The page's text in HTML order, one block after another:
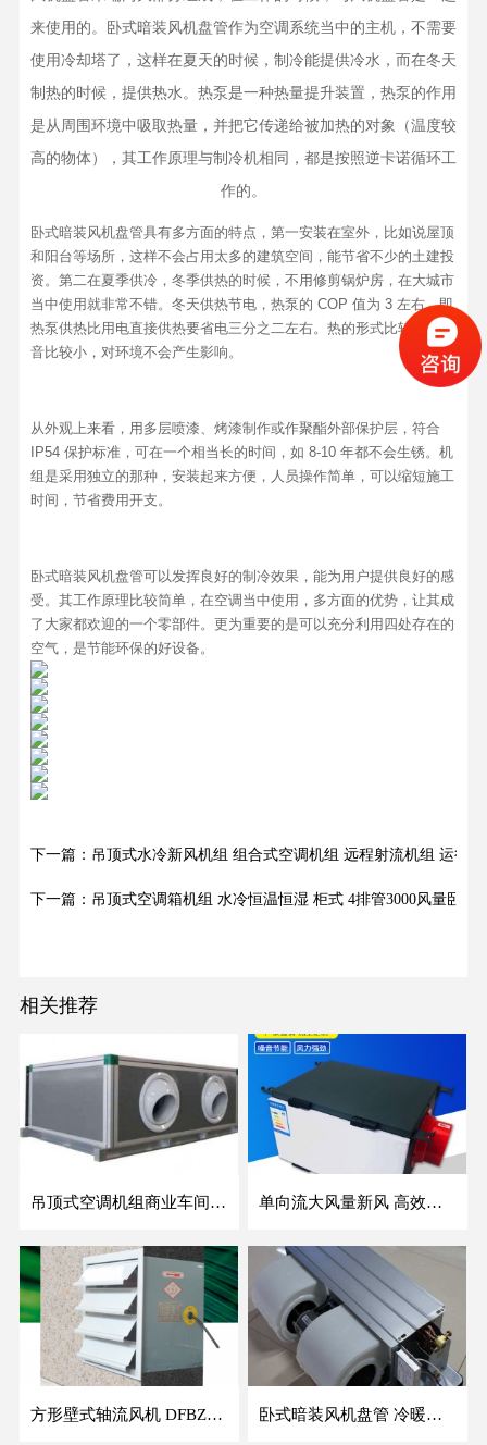
来使用的。卧式暗装风机盘管作为空调系统当中的主机，不需要
使用冷却塔了，这样在夏天的时候，制冷能提供冷水，而在冬天
制热的时候，提供热水。热泵是一种热量提升装置，热泵的作用
是从周围环境中吸取热量，并把它传递给被加热的对象（温度较
高的物体），其工作原理与制冷机相同，都是按照逆卡诺循环工
作的。
卧式暗装风机盘管具有多方面的特点，第一安装在室外，比如说屋顶
和阳台等场所，这样不会占用太多的建筑空间，能节省不少的土建投
资。第二在夏季供冷，冬季供热的时候，不用修剪锅炉房，在大城市
当中使用就非常不错。冬天供热节电，热泵的 COP 值为 3 左右，即
热泵供热比用电直接供热要省电三分之二左右。热的形式比较多，噪
音比较小，对环境不会产生影响。
从外观上来看，用多层喷漆、烤漆制作或作聚酯外部保护层，符合
IP54 保护标准，可在一个相当长的时间，如 8-10 年都不会生锈。机
组是采用独立的那种，安装起来方便，人员操作简单，可以缩短施工
时间，节省费用开支。
卧式暗装风机盘管可以发挥良好的制冷效果，能为用户提供良好的感
受。其工作原理比较简单，在空调当中使用，多方面的优势，让其成
了大家都欢迎的一个零部件。更为重要的是可以充分利用四处存在的
空气，是节能环保的好设备。
下一篇：吊顶式水冷新风机组 组合式空调机组 远程射流机组 运行
下一篇：吊顶式空调箱机组 水冷恒温恒湿 柜式 4排管3000风量卧式
相关推荐
吊顶式空调机组商业车间防爆新风空调器射流冷暖机组 单向流大风量新风 高效除霾全热交换新风机空气净化
方形壁式轴流风机 DFBZ低噪防爆工业XBDZ静音220V/380V壁式边墙风机 卧式暗装风机盘管 冷暖两用盘管系列 明装风盘空调器